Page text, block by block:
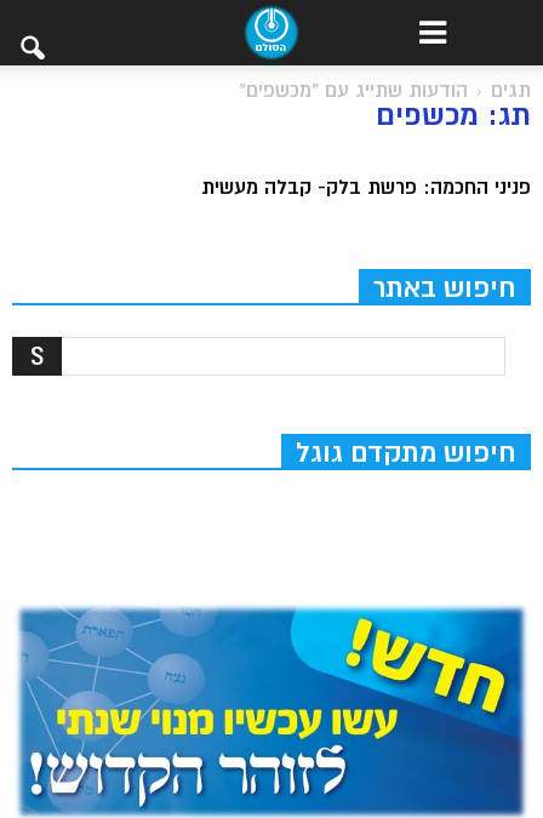
תגים הודעות שתייג עם "מכשפים"
תג: מכשפים
פניני החכמה: פרשת בלק- קבלה מעשית
חיפוש באתר
חיפוש מתקדם גוגל